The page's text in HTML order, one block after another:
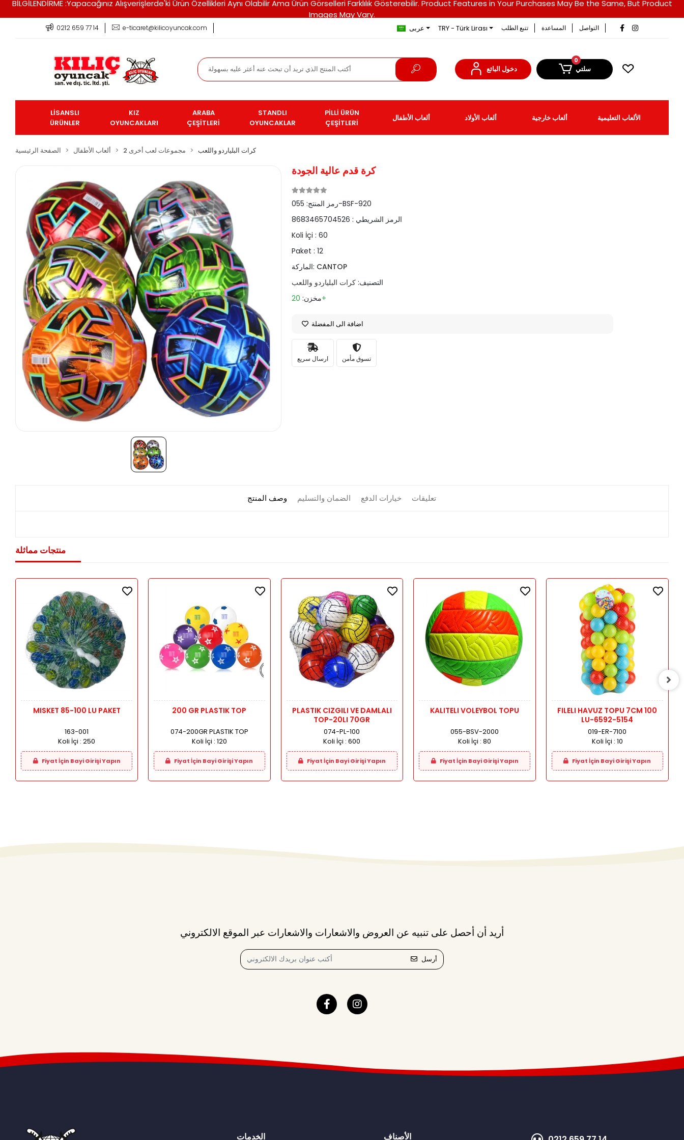
BİLGİLENDİRME :Yapacağınız Alışverişlerde'ki Ürün Özellikleri Aynı Olabilir Ama Ürün Görselleri Farklılık Gösterebilir. Product Features in Your Purchases May Be the Same, But Product
Images May Vary.
0212 659 77 14 e-ticaret@kilicoyuncak.com عربى TRY - Türk Lirası تتبع الطلب المساعدة التواصل
دخول البائع
0
سلتي
LİSANSLI
ÜRÜNLER
KIZ
OYUNCAKLARI
ARABA
ÇEŞİTLERİ
STANDLI
OYUNCAKLAR
PİLLİ ÜRÜN
ÇEŞİTLERİ
ألعاب الأطفال ألعاب الأولاد ألعاب خارجية الألعاب التعليمية
الصفحة الرئيسية ألعاب الأطفال مجموعات لعب أخرى 2 كرات البلياردو واللعب
كرة قدم عالية الجودة
رمز المنتج:055-BSF-920
الرمز الشريطي : 8683465704526
Koli İçi :60
Paket :12
الماركة: CANTOP
التصنيف: كرات البلياردو واللعب
مخزن:20+
اضافة الى المفضلة
ارسال سريع تسوق مأمن
وصف المنتج الضمان والتسليم خيارات الدفع تعليقات
منتجات مماثلة
MISKET 85-100 LU PAKET
163-001
Koli İçi :250
Fiyat İçin Bayi Girişi Yapın
200 GR PLASTIK TOP
074-200GR PLASTIK TOP
Koli İçi : 120
Fiyat İçin Bayi Girişi Yapın
PLASTIK CIZGILI VE DAMLALI
TOP-20LI 70GR
074-PL-100
Koli İçi :600
Fiyat İçin Bayi Girişi Yapın
KALITELI VOLEYBOL TOPU
055-BSV-2000
Koli İçi :80
Fiyat İçin Bayi Girişi Yapın
FILELI HAVUZ TOPU 7CM 100
LU-6592-5154
019-ER-7100
Koli İçi : 10
Fiyat İçin Bayi Girişi Yapın
أريد أن أحصل على تنبيه عن العروض والاشعارات والاشعارات عبر الموقع الالكتروني
أرسل
الخدمات الأصناف